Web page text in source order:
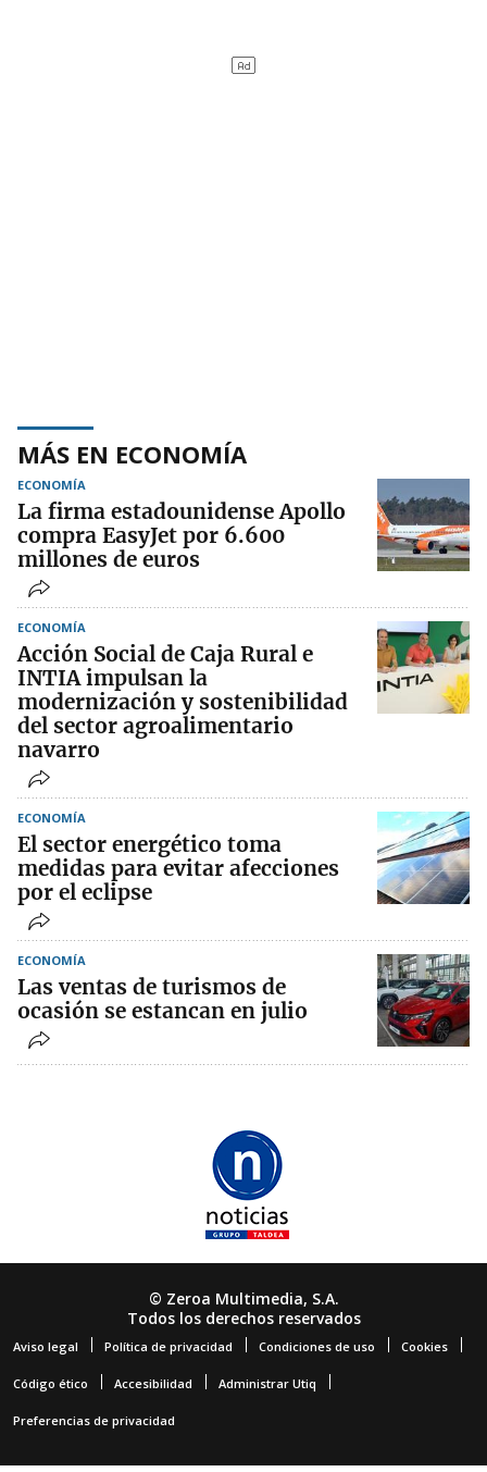
MÁS EN ECONOMÍA
ECONOMÍA
La firma estadounidense Apollo
compra EasyJet por 6.600
millones de euros
ECONOMÍA
Acción Social de Caja Rural e
INTIA impulsan la
modernización y sostenibilidad
del sector agroalimentario
navarro
ECONOMÍA
El sector energético toma
medidas para evitar afecciones
por el eclipse
ECONOMÍA
Las ventas de turismos de
ocasión se estancan en julio
© Zeroa Multimedia, S.A.
Todos los derechos reservados
Aviso legal Política de privacidad Condiciones de uso Cookies
Código ético Accesibilidad Administrar Utiq
Preferencias de privacidad